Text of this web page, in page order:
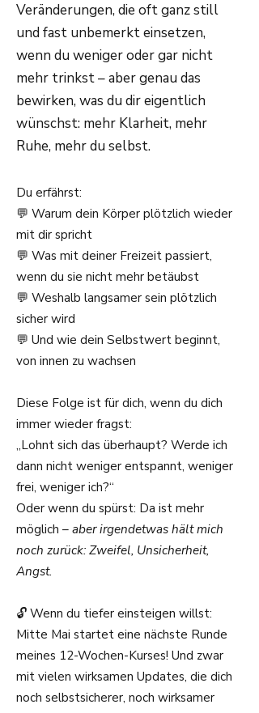
Veränderungen, die oft ganz still
und fast unbemerkt einsetzen,
wenn du weniger oder gar nicht
mehr trinkst – aber genau das
bewirken, was du dir eigentlich
wünschst: mehr Klarheit, mehr
Ruhe, mehr du selbst.
Du erfährst:
💬 Warum dein Körper plötzlich wieder
mit dir spricht
💬 Was mit deiner Freizeit passiert,
wenn du sie nicht mehr betäubst
💬 Weshalb langsamer sein plötzlich
sicher wird
💬 Und wie dein Selbstwert beginnt,
von innen zu wachsen
Diese Folge ist für dich, wenn du dich
immer wieder fragst:
„Lohnt sich das überhaupt? Werde ich
dann nicht weniger entspannt, weniger
frei, weniger ich?“
Oder wenn du spürst: Da ist mehr
möglich – aber irgendetwas hält mich
noch zurück: Zweifel, Unsicherheit,
Angst.
🔓 Wenn du tiefer einsteigen willst:
Mitte Mai startet eine nächste Runde
meines 12-Wochen-Kurses! Und zwar
mit vielen wirksamen Updates, die dich
noch selbstsicherer, noch wirksamer